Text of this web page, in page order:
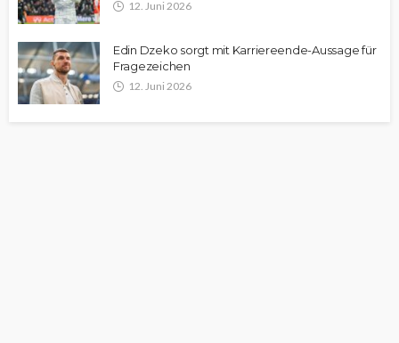
12. Juni 2026
Edin Dzeko sorgt mit Karriereende-Aussage für
Fragezeichen
12. Juni 2026